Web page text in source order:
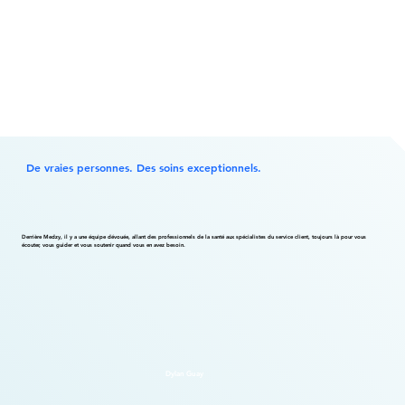
De vraies personnes. Des soins exceptionnels.
Derrière Medzy, il y a une équipe dévouée, allant des professionnels de la santé aux spécialistes du service client, toujours là pour vous
écouter, vous guider et vous soutenir quand vous en avez besoin.